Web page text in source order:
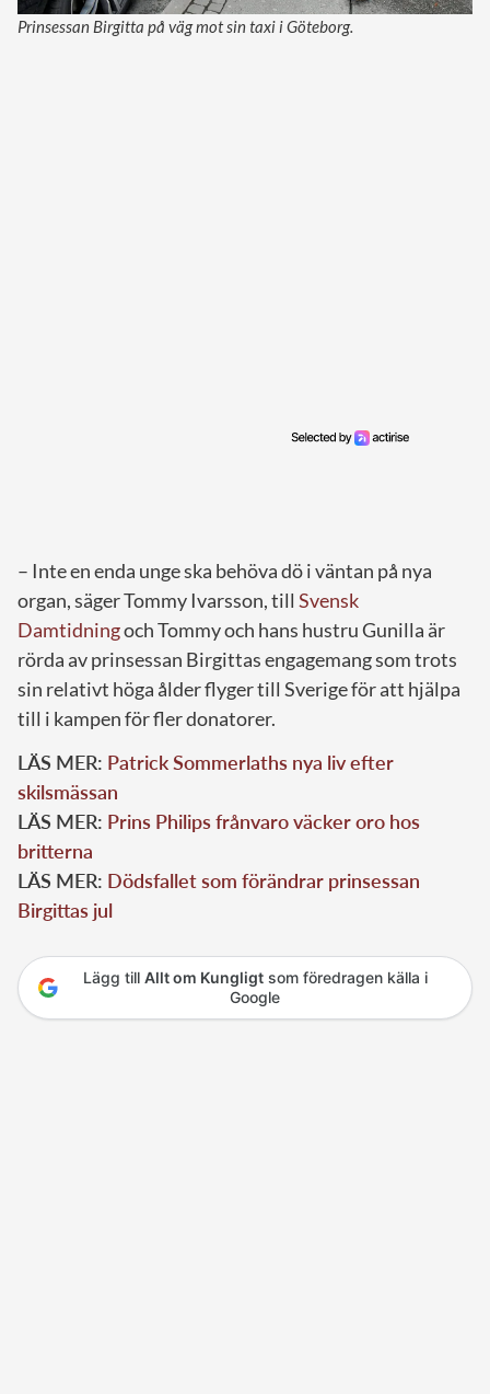
Prinsessan Birgitta på väg mot sin taxi i Göteborg.
– Inte en enda unge ska behöva dö i väntan på nya
organ, säger Tommy Ivarsson, till Svensk
Damtidningoch Tommy och hans hustru Gunilla är
rörda av prinsessan Birgittas engagemang som trots
sin relativt höga ålder flyger till Sverige för att hjälpa
till i kampen för fler donatorer.
LÄS MER: Patrick Sommerlaths nya liv efter
skilsmässan
LÄS MER: Prins Philips frånvaro väcker oro hos
britterna
LÄS MER: Dödsfallet som förändrar prinsessan
Birgittas jul
Lägg till Allt om Kungligtsom föredragen källa i
Google